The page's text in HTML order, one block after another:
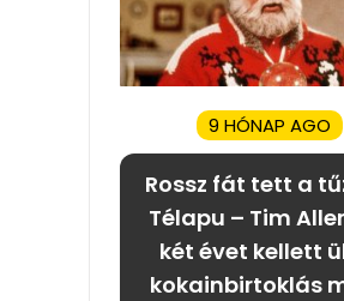
9 HÓNAP AGO
Rossz fát tett a
Télapu – Tim
két évet kellett
kokainbirtoklás